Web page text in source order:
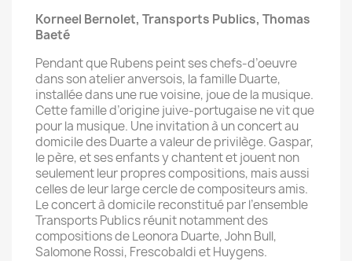
Korneel Bernolet, Transports Publics, Thomas
Baeté
Pendant que Rubens peint ses chefs-d’oeuvre
dans son atelier anversois, la famille Duarte,
installée dans une rue voisine, joue de la musique.
Cette famille d’origine juive-portugaise ne vit que
pour la musique. Une invitation à un concert au
domicile des Duarte a valeur de privilège. Gaspar,
le père, et ses enfants y chantent et jouent non
seulement leur propres compositions, mais aussi
celles de leur large cercle de compositeurs amis.
Le concert à domicile reconstitué par l’ensemble
Transports Publics réunit notamment des
compositions de Leonora Duarte, John Bull,
Salomone Rossi, Frescobaldi et Huygens.